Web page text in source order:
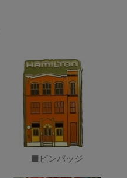
■ピンバッジ